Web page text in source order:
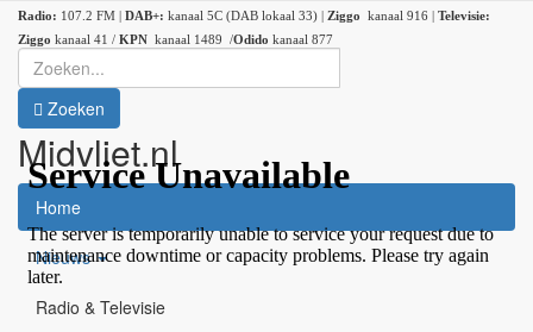
Radio: 107.2 FM | DAB+: kanaal 5C (DAB lokaal 33) | Ziggo kanaal 916 | Televisie:
Ziggo kanaal 41 / KPN kanaal 1489 /Odido kanaal 877
Midvliet.nl
×
Home
Nieuws
Radio & Televisie
Zoeken